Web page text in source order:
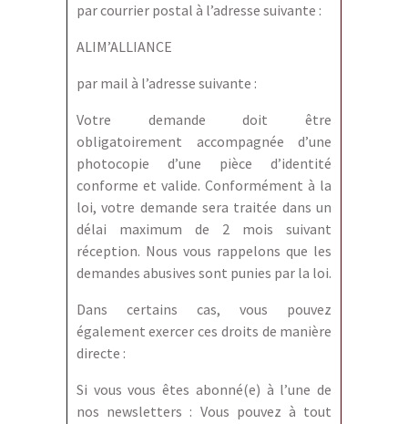
par courrier postal à l’adresse suivante :
ALIM’ALLIANCE
par mail à l’adresse suivante :
Votre demande doit être
obligatoirement accompagnée d’une
photocopie d’une pièce d’identité
conforme et valide. Conformément à la
loi, votre demande sera traitée dans un
délai maximum de 2 mois suivant
réception. Nous vous rappelons que les
demandes abusives sont punies par la loi.
Dans certains cas, vous pouvez
également exercer ces droits de manière
directe :
Si vous vous êtes abonné(e) à l’une de
nos newsletters : Vous pouvez à tout